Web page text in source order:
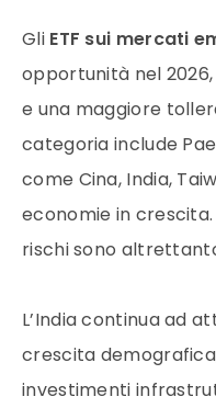
Gli ETF sui mercati
opportunità nel
e una maggiore
categoria include
come Cina, India,
economie in
rischi sono
L’India continua ad
crescita
investimenti